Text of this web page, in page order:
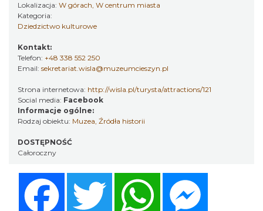
Lokalizacja: W górach, W centrum miasta
Kategoria:
Dziedzictwo kulturowe
Kontakt:
Telefon: +48 338 552 250
Email: sekretariat.wisla@muzeumcieszyn.pl
Strona internetowa: http://wisla.pl/turysta/attractions/121
Social media: Facebook
Informacje ogólne:
Rodzaj obiektu: Muzea, Źródła historii
DOSTĘPNOŚĆ
Całoroczny
Twitter WhatsApp